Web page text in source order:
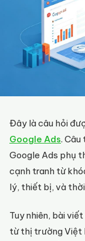
Đây là câu hỏi
Google Ads.
Google Ads phụ
cạnh tranh từ
lý, thiết bị, và
Tuy nhiên, bài
từ thị trường Việt